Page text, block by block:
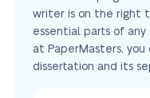
writer is on the right
essential parts of
at PaperMasters,
dissertation and its